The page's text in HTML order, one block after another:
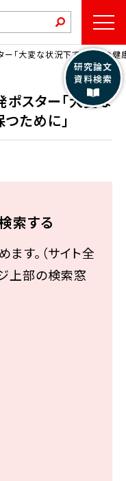
「大変な状況下でこころの健
スター「大変な
ために」
索する
ます。（サイト全
上部の検索窓
研究論文
資料検索